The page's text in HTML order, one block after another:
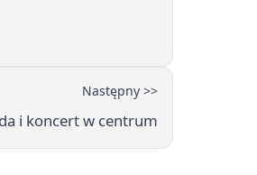
Następny >>
i koncert w centrum